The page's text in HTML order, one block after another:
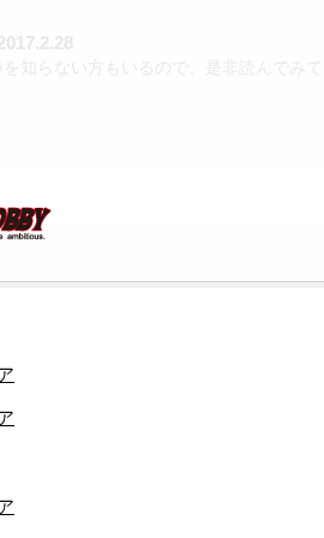
を知らない方もいるので、是非読んでみて